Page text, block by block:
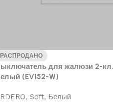
РАСПРОДАНО
для жалюзи 2-кл.
(EV152-W)
, Soft, Белый